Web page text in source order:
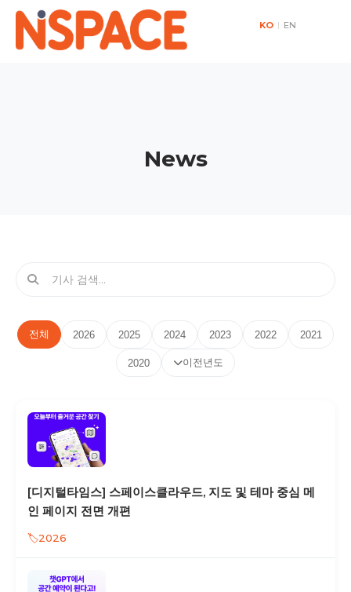
KO | EN
News
전체 2026 2025 2024 2023 2022 2021
2020 이전년도
[디지털타임스] 스페이스클라우드, 지도 및 테마 중심 메
인 페이지 전면 개편
2026